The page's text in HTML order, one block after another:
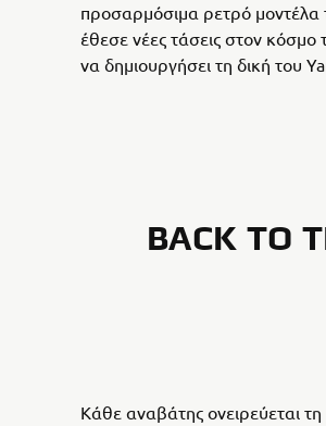
προσαρμόσιμα ρετρό μοντέλα
έθεσε νέες τάσεις στον κόσμο
να δημιουργήσει τη δική του
BACK TO
Κάθε αναβάτης ονειρεύεται